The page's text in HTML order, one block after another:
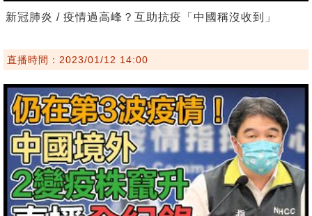
新冠肺炎 / 疫情過高峰？互助抗疫「中國稱沒收到」
直播時間：2023/01/12 14:00